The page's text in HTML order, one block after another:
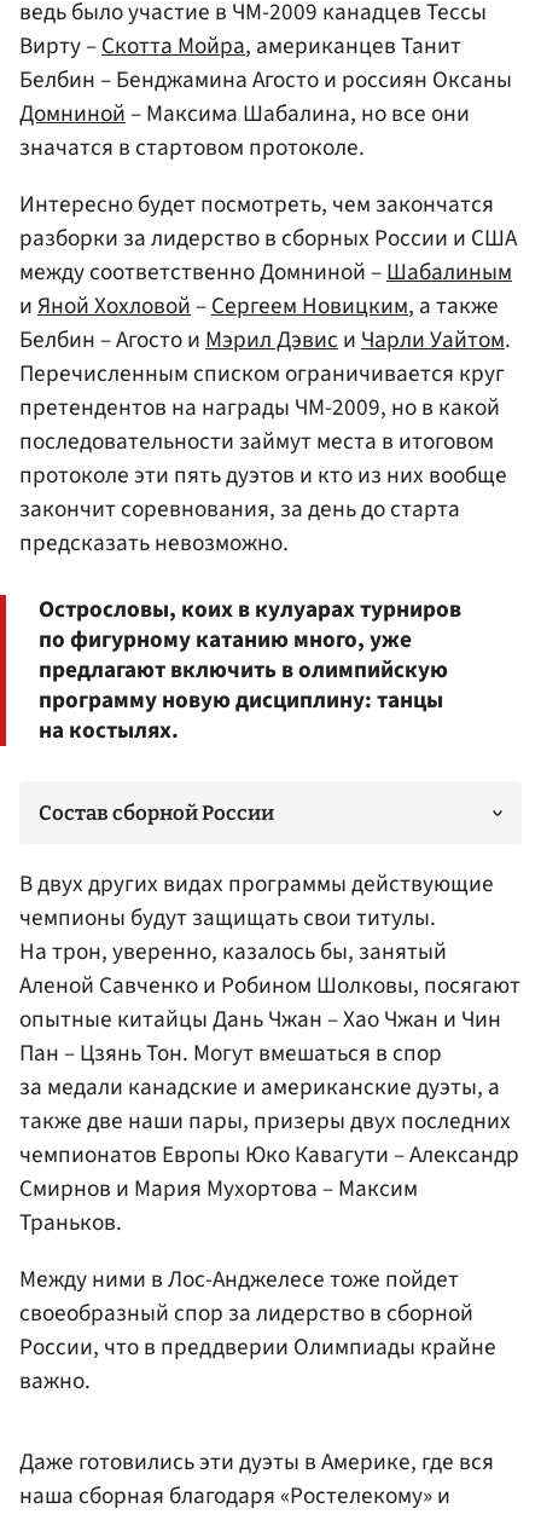
ведь было участие в ЧМ-2009 канадцев Тессы
Вирту –Скотта Мойра, американцев Танит
Белбин – Бенджамина Агосто и россиян Оксаны
Домниной– Максима Шабалина, но все они
значатся в стартовом протоколе.
Интересно будет посмотреть, чем закончатся
разборки за лидерство в сборных России и США
между соответственно Домниной –Шабалиным
иЯной Хохловой–Сергеем Новицким, а также
Белбин – Агосто иМэрил ДэвисиЧарли Уайтом.
Перечисленным списком ограничивается круг
претендентов на награды ЧМ-2009, но в какой
последовательности займут места в итоговом
протоколе эти пять дуэтов и кто из них вообще
закончит соревнования, за день до старта
предсказать невозможно.
Острословы, коих в кулуарах турниров
по фигурному катанию много, уже
предлагают включить в олимпийскую
программу новую дисциплину: танцы
на костылях.
Состав сборной России
В двух других видах программы действующие
чемпионы будут защищать свои титулы.
На трон, уверенно, казалось бы, занятый
Аленой Савченкои Робином Шолковы, посягают
опытные китайцы Дань Чжан – Хао Чжан и Чин
Пан – Цзянь Тон. Могут вмешаться в спор
за медали канадские и американские дуэты, а
также две наши пары, призеры двух последних
чемпионатов Европы Юко Кавагути–Александр
Смирнов и Мария Мухортова –Максим
Траньков.
Между ними в Лос-Анджелесе тоже пойдет
своеобразный спор за лидерство в сборной
России, что в преддверии Олимпиады крайне
важно.
Даже готовились эти дуэты в Америке, где вся
наша сборная благодаря «Ростелекому» и